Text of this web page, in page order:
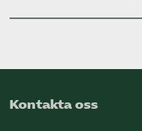
Kontakta oss